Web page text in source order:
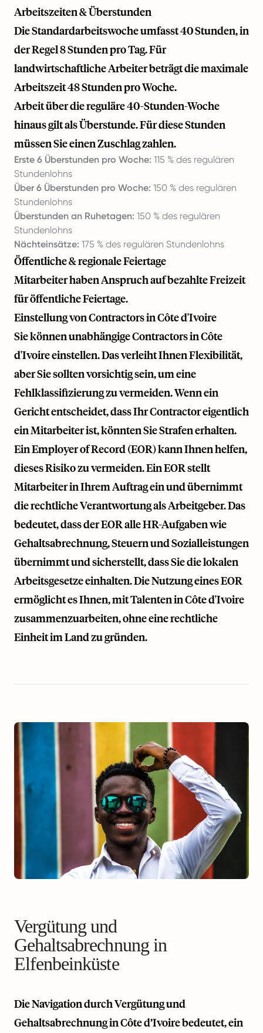
Arbeitszeiten & Überstunden
Die Standardarbeitswoche umfasst 40 Stunden, in
der Regel 8 Stunden pro Tag. Für
landwirtschaftliche Arbeiter beträgt die maximale
Arbeitszeit 48 Stunden pro Woche.
Arbeit über die reguläre 40-Stunden-Woche
hinaus gilt als Überstunde. Für diese Stunden
müssen Sie einen Zuschlag zahlen.
Erste 6 Überstunden pro Woche: 115 % des regulären
Stundenlohns
Über 6 Überstunden pro Woche: 150 % des regulären
Stundenlohns
Überstunden an Ruhetagen: 150 % des regulären
Stundenlohns
Nächteinsätze: 175 % des regulären Stundenlohns
Öffentliche & regionale Feiertage
Mitarbeiter haben Anspruch auf bezahlte Freizeit
für öffentliche Feiertage.
Einstellung von Contractors in Côte d'Ivoire
Sie können unabhängige Contractors in Côte
d'Ivoire einstellen. Das verleiht Ihnen Flexibilität,
aber Sie sollten vorsichtig sein, um eine
Fehlklassifizierung zu vermeiden. Wenn ein
Gericht entscheidet, dass Ihr Contractor eigentlich
ein Mitarbeiter ist, könnten Sie Strafen erhalten.
Ein Employer of Record (EOR) kann Ihnen helfen,
dieses Risiko zu vermeiden. Ein EOR stellt
Mitarbeiter in Ihrem Auftrag ein und übernimmt
die rechtliche Verantwortung als Arbeitgeber. Das
bedeutet, dass der EOR alle HR-Aufgaben wie
Gehaltsabrechnung, Steuern und Sozialleistungen
übernimmt und sicherstellt, dass Sie die lokalen
Arbeitsgesetze einhalten. Die Nutzung eines EOR
ermöglicht es Ihnen, mit Talenten in Côte d'Ivoire
zusammenzuarbeiten, ohne eine rechtliche
Einheit im Land zu gründen.
Vergütung und
Gehaltsabrechnung in
Elfenbeinküste
Die Navigation durch Vergütung und
Gehaltsabrechnung in Côte d’Ivoire bedeutet, ein